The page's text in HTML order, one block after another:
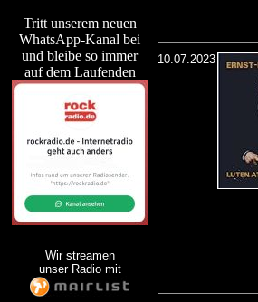
Tritt unserem neuen
WhatsApp-Kanal bei
und bleibe so immer
auf dem Laufenden
Wir streamen
unser Radio mit
10.07.2023